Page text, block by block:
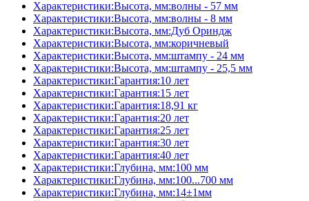
Характеристики:Высота, мм:волны - 57 мм
Характеристики:Высота, мм:волны - 8 мм
Характеристики:Высота, мм:Дуб Ориндж
Характеристики:Высота, мм:коричневый
Характеристики:Высота, мм:штампу - 24 мм
Характеристики:Высота, мм:штампу - 25,5 мм
Характеристики:Гарантия:10 лет
Характеристики:Гарантия:15 лет
Характеристики:Гарантия:18,91 кг
Характеристики:Гарантия:20 лет
Характеристики:Гарантия:25 лет
Характеристики:Гарантия:30 лет
Характеристики:Гарантия:40 лет
Характеристики:Глубина, мм:100 мм
Характеристики:Глубина, мм:100...700 мм
Характеристики:Глубина, мм:14±1мм